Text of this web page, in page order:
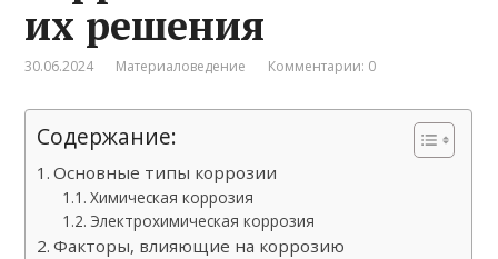
их решения
30.06.2024 Материаловедение Комментарии: 0
Содержание:
Основные типы коррозии
Химическая коррозия
Электрохимическая коррозия
Факторы, влияющие на коррозию